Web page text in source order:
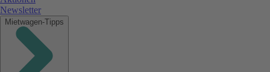
Newsletter
Mietwagen-Tipps